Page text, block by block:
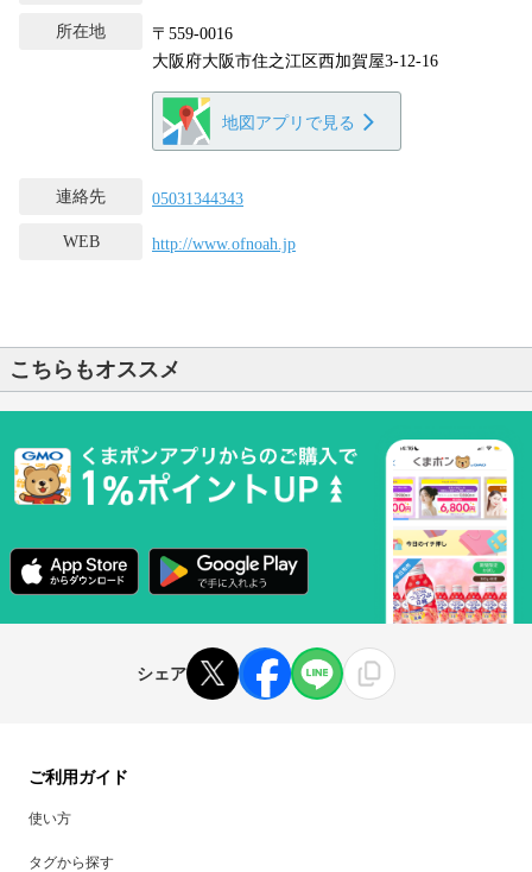
所在地
〒559-0016
大阪府大阪市住之江区西加賀屋3-12-16
地図アプリで見る
連絡先 05031344343
WEB http://www.ofnoah.jp
こちらもオススメ
シェア
ご利用ガイド
使い方
タグから探す